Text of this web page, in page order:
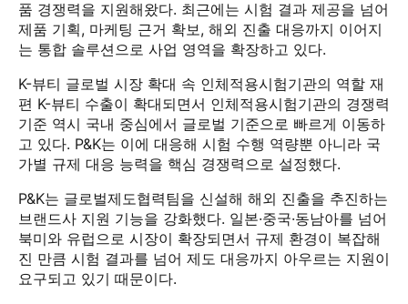
품 경쟁력을 지원해왔다. 최근에는 시험 결과 제공을 넘어
제품 기획, 마케팅 근거 확보, 해외 진출 대응까지 이어지
는 통합 솔루션으로 사업 영역을 확장하고 있다.
K-뷰티 글로벌 시장 확대 속 인체적용시험기관의 역할 재
편 K-뷰티 수출이 확대되면서 인체적용시험기관의 경쟁력
기준 역시 국내 중심에서 글로벌 기준으로 빠르게 이동하
고 있다. P&K는 이에 대응해 시험 수행 역량뿐 아니라 국
가별 규제 대응 능력을 핵심 경쟁력으로 설정했다.
P&K는 글로벌제도협력팀을 신설해 해외 진출을 추진하는
브랜드사 지원 기능을 강화했다. 일본·중국·동남아를 넘어
북미와 유럽으로 시장이 확장되면서 규제 환경이 복잡해
진 만큼 시험 결과를 넘어 제도 대응까지 아우르는 지원이
요구되고 있기 때문이다.